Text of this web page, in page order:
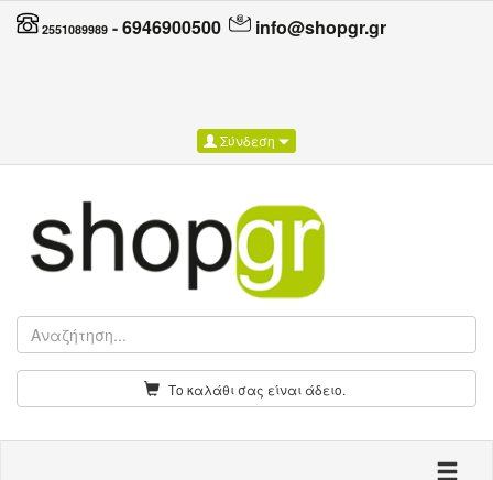
2551089989 -6946900500 info@shopgr.gr
Σύνδεση
Το καλάθι σας είναι άδειο.
Toggle